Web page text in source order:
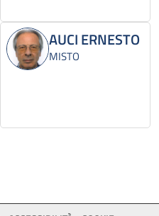
AUCI ERNESTO
MISTO